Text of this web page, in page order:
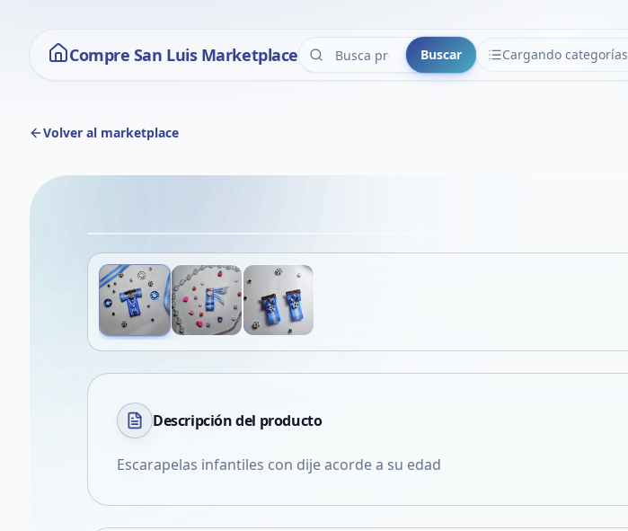
Compre San Luis Marketplace Buscar Cargando categorías
CATEGORÍAS
Volver al marketplace
Descripción del producto
Escarapelas infantiles con dije acorde a su edad